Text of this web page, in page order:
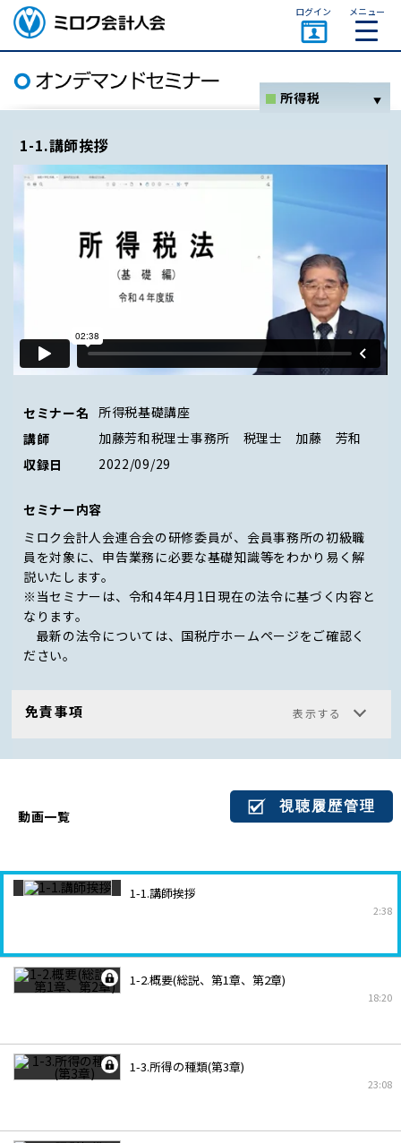
ミロク会計人会 MIROKU
ACCOUNTING PERSON
ASSOCIATION
ログイン メニュー
消費税
所得税
その他
セミナー一覧
オンデマンドセミナーとは
1-1.講師挨拶
セミナー名 所得税基礎講座
講師
加藤芳和税理士事務所 税理士 加藤 芳和
収録日
2022/09/29
セミナー内容
ミロク会計人会連合会の研修委員が、会員事務所の初級職
員を対象に、申告業務に必要な基礎知識等をわかり易く解
説いたします。
※当セミナーは、令和4年4月1日現在の法令に基づく内容と
なります。
最新の法令については、 国税庁ホームページをご確認く
ださい。
免責事項
視聴履歴管理
動画一覧
1-1.講師挨拶
2:38
1-2.概要(総説、第1章、第2章)
18:20
1-3.所得の種類(第3章)
23:08